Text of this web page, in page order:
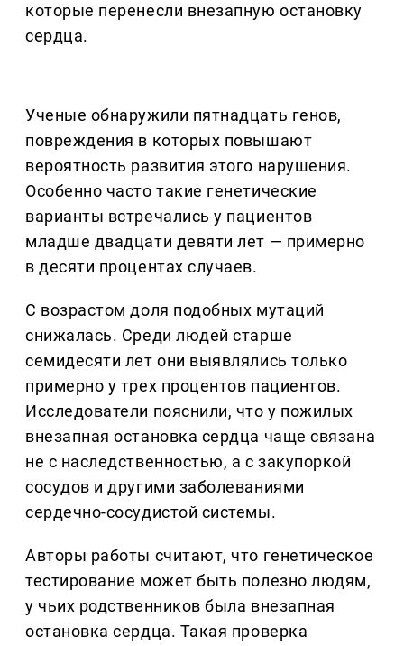
которые перенесли внезапную остановку
сердца.
Ученые обнаружили пятнадцать генов,
повреждения в которых повышают
вероятность развития этого нарушения.
Особенно часто такие генетические
варианты встречались у пациентов
младше двадцати девяти лет — примерно
в десяти процентах случаев.
С возрастом доля подобных мутаций
снижалась. Среди людей старше
семидесяти лет они выявлялись только
примерно у трех процентов пациентов.
Исследователи пояснили, что у пожилых
внезапная остановка сердца чаще связана
не с наследственностью, а с закупоркой
сосудов и другими заболеваниями
сердечно-сосудистой системы.
Авторы работы считают, что генетическое
тестирование может быть полезно людям,
у чьих родственников была внезапная
остановка сердца. Такая проверка